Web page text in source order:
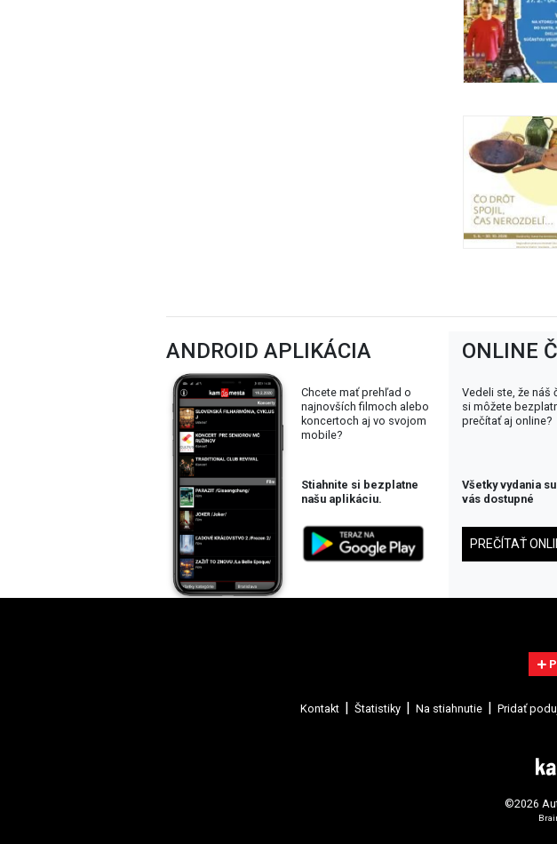
ANDROID APLIKÁCIA
Chcete mať prehľad o
najnovších filmoch alebo
koncertoch aj vo svojom
mobile?
Stiahnite si bezplatne
našu aplikáciu.
ONLINE
Vedeli ste, že náš
si môžete
prečítať aj online?
Všetky vydania
vás dostupné
PREČÍTAŤ
Kontakt Štatistiky Na stiahnutie Pridať
©2026